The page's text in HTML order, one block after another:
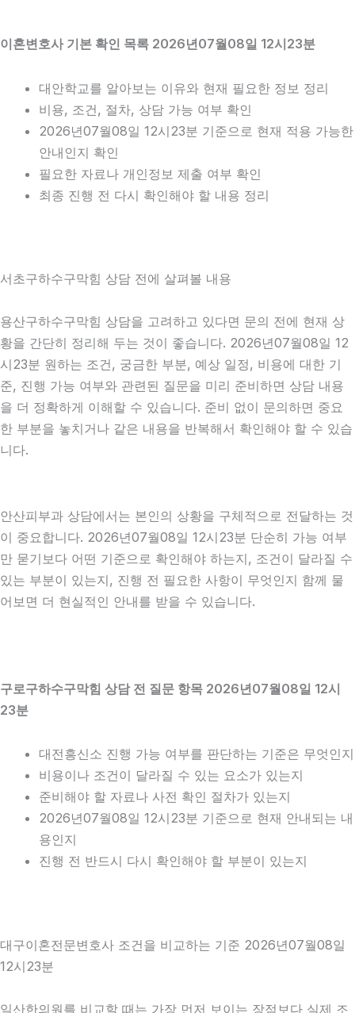
이혼변호사 기본 확인 목록 2026년07월08일 12시23분
대안학교를 알아보는 이유와 현재 필요한 정보 정리
비용, 조건, 절차, 상담 가능 여부 확인
2026년07월08일 12시23분 기준으로 현재 적용 가능한
안내인지 확인
필요한 자료나 개인정보 제출 여부 확인
최종 진행 전 다시 확인해야 할 내용 정리
서초구하수구막힘 상담 전에 살펴볼 내용
용산구하수구막힘 상담을 고려하고 있다면 문의 전에 현재 상
황을 간단히 정리해 두는 것이 좋습니다. 2026년07월08일 12
시23분 원하는 조건, 궁금한 부분, 예상 일정, 비용에 대한 기
준, 진행 가능 여부와 관련된 질문을 미리 준비하면 상담 내용
을 더 정확하게 이해할 수 있습니다. 준비 없이 문의하면 중요
한 부분을 놓치거나 같은 내용을 반복해서 확인해야 할 수 있습
니다.
안산피부과 상담에서는 본인의 상황을 구체적으로 전달하는 것
이 중요합니다. 2026년07월08일 12시23분 단순히 가능 여부
만 묻기보다 어떤 기준으로 확인해야 하는지, 조건이 달라질 수
있는 부분이 있는지, 진행 전 필요한 사항이 무엇인지 함께 물
어보면 더 현실적인 안내를 받을 수 있습니다.
구로구하수구막힘 상담 전 질문 항목 2026년07월08일 12시
23분
대전흥신소 진행 가능 여부를 판단하는 기준은 무엇인지
비용이나 조건이 달라질 수 있는 요소가 있는지
준비해야 할 자료나 사전 확인 절차가 있는지
2026년07월08일 12시23분 기준으로 현재 안내되는 내
용인지
진행 전 반드시 다시 확인해야 할 부분이 있는지
대구이혼전문변호사 조건을 비교하는 기준 2026년07월08일
12시23분
일산한의원를 비교할 때는 가장 먼저 보이는 장점보다 실제 조